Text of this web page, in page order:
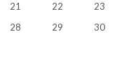
21 22
23
28 29
30